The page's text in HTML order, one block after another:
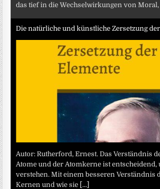
das tief in die Wechselwirkungen von Moral,
Die natürliche und künstliche Zersetzung
Autor: Rutherford, Ernest. Das Verständnis
Atome und der Atomkerne ist entscheidend,
verstehen. Mit einem besseren Verständnis
Kernen und wie sie [...]